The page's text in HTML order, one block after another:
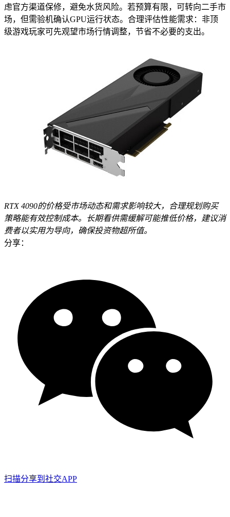
虑官方渠道保修，避免水货风险。若预算有限，可转向二手市
场，但需验机确认GPU运行状态。合理评估性能需求：非顶
级游戏玩家可先观望市场行情调整，节省不必要的支出。
RTX 4090的价格受市场动态和需求影响较大，合理规划购买
策略能有效控制成本。长期看供需缓解可能推低价格，建议消
费者以实用为导向，确保投资物超所值。
分享：
扫描分享到社交APP